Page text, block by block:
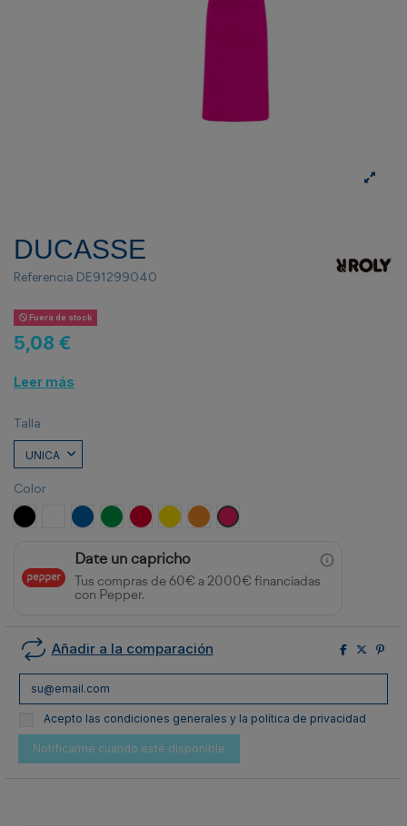
DUCASSE
Referencia DE91299040
Fuera de stock
5,08 €
Leer más
Talla
Color
NEGRO BLANCOROYAL VERDE HELECHO
ROJO AMARILLONARANJAFUCSIA
Date un capricho
Tus compras de 60€ a 2000€ financiadas
con Pepper.
Añadir a la comparación
Acepto las condiciones generales y la política de privacidad